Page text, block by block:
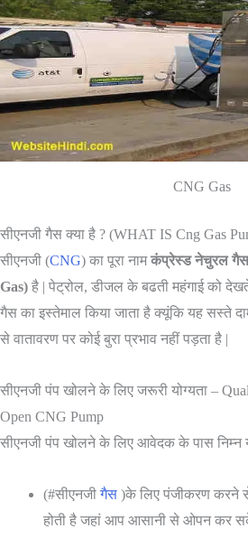
CNG Gas
सीएनजी गैस क्या है ? (WHAT IS Cng Gas
सीएनजी (CNG) का पूरा नामकंप्रेस्ड नेचुरल
Gas) है | पेट्रोल, डीजल के बढती महंगाई को
गैस का इस्तेमाल किया जाता है क्यूंकि यह सस्ते
से वातावरण पर कोई बुरा प्रभाव नहीं पड़ता है |
सीएनजी पंप खोलने के लिए जरूरी योग्यता –
Open CNG Pump
सीएनजी पंप खोलने के लिए आवेदक के पास निम्न
(#सीएनजीगैस )के लिए पंजीकरण करने
होती है जहां आप आसानी से ओपन कर